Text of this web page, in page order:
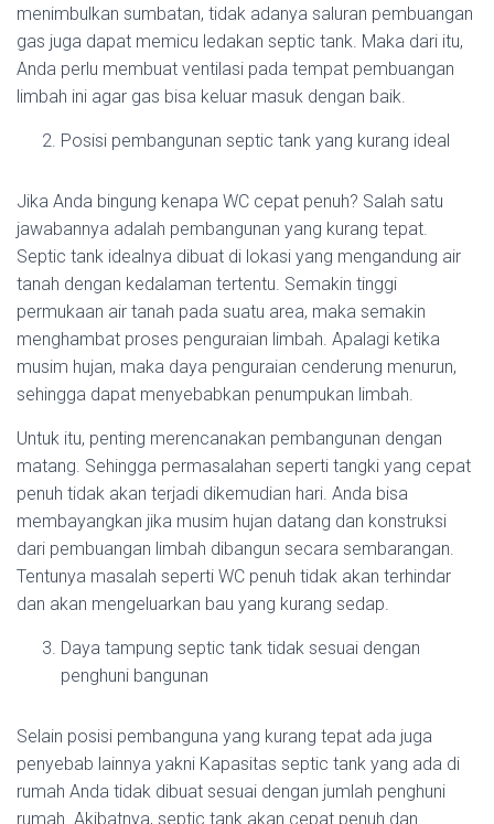
menimbulkan sumbatan, tidak adanya saluran pembuangan
gas juga dapat memicu ledakan septic tank. Maka dari itu,
Anda perlu membuat ventilasi pada tempat pembuangan
limbah ini agar gas bisa keluar masuk dengan baik.
Posisi pembangunan septic tank yang kurang ideal
Jika Anda bingung kenapa WC cepat penuh? Salah satu
jawabannya adalah pembangunan yang kurang tepat.
Septic tank idealnya dibuat di lokasi yang mengandung air
tanah dengan kedalaman tertentu. Semakin tinggi
permukaan air tanah pada suatu area, maka semakin
menghambat proses penguraian limbah. Apalagi ketika
musim hujan, maka daya penguraian cenderung menurun,
sehingga dapat menyebabkan penumpukan limbah.
Untuk itu, penting merencanakan pembangunan dengan
matang. Sehingga permasalahan seperti tangki yang cepat
penuh tidak akan terjadi dikemudian hari. Anda bisa
membayangkan jika musim hujan datang dan konstruksi
dari pembuangan limbah dibangun secara sembarangan.
Tentunya masalah seperti WC penuh tidak akan terhindar
dan akan mengeluarkan bau yang kurang sedap.
Daya tampung septic tank tidak sesuai dengan
penghuni bangunan
Selain posisi pembanguna yang kurang tepat ada juga
penyebab lainnya yakni Kapasitas septic tank yang ada di
rumah Anda tidak dibuat sesuai dengan jumlah penghuni
rumah. Akibatnya, septic tank akan cepat penuh dan